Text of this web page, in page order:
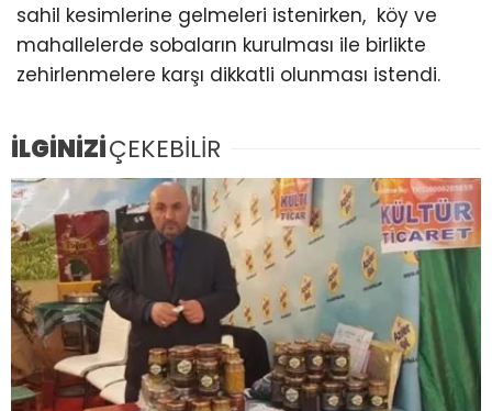
sahil kesimlerine gelmeleri istenirken, köy ve
mahallelerde sobaların kurulması ile birlikte
zehirlenmelere karşı dikkatli olunması istendi.
İLGİNİZİÇEKEBİLİR